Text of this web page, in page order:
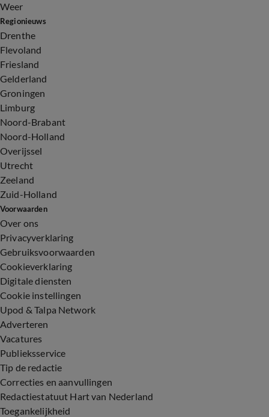
Weer
Regionieuws
Drenthe
Flevoland
Friesland
Gelderland
Groningen
Limburg
Noord-Brabant
Noord-Holland
Overijssel
Utrecht
Zeeland
Zuid-Holland
Voorwaarden
Over ons
Privacyverklaring
Gebruiksvoorwaarden
Cookieverklaring
Digitale diensten
Cookie instellingen
Upod & Talpa Network
Adverteren
Vacatures
Publieksservice
Tip de redactie
Correcties en aanvullingen
Redactiestatuut Hart van Nederland
Toegankelijkheid